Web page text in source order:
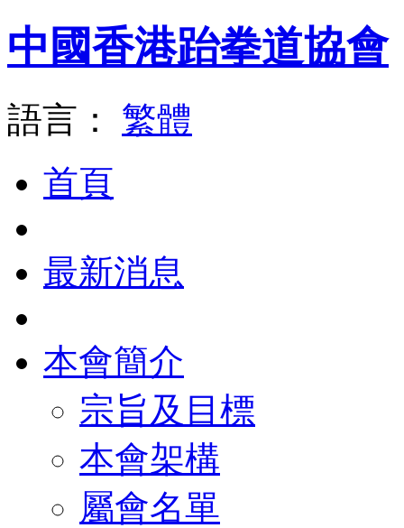
中國香港跆拳道協會
語言： 繁體
首頁
最新消息
本會簡介
宗旨及目標
本會架構
屬會名單